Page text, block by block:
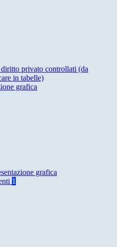
privato controllati (da
in tabelle)
grafica
grafica
1